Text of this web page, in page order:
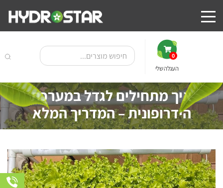
0
העגלה שלי
איך מתחילים לגדל במערכת
הידרופונית – המדריך המלא